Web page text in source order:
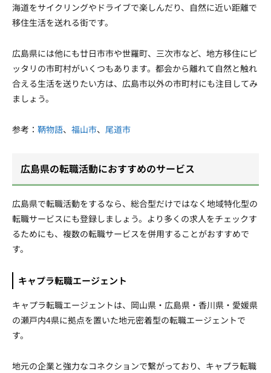
海道をサイクリングやドライブで楽しんだり、自然に近い距離で
移住生活を送れる街です。
広島県には他にも廿日市市や世羅町、三次市など、地方移住にピ
ッタリの市町村がいくつもあります。都会から離れて自然と触れ
合える生活を送りたい方は、広島市以外の市町村にも注目してみ
ましょう。
参考： 鞆物語、 福山市、 尾道市
広島県の転職活動におすすめのサービス
広島県で転職活動をするなら、総合型だけではなく地域特化型の
転職サービスにも登録しましょう。より多くの求人をチェックす
るためにも、複数の転職サービスを併用することがおすすめで
す。
キャプラ転職エージェント
キャプラ転職エージェントは、岡山県・広島県・香川県・愛媛県
の瀬戸内4県に拠点を置いた地元密着型の転職エージェントで
す。
地元の企業と強力なコネクションで繋がっており、キャプラ転職